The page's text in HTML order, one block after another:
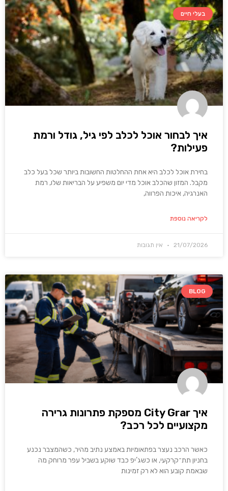
בעלי חיים
איך לבחור אוכל לכלב לפי גיל, גודל ורמת
פעילות?
בחירת אוכל לכלב היא אחת ההחלטות החשובות ביותר שכל בעל כלב
מקבל. המזון שהכלב אוכל מדי יום משפיע על הבריאות שלו, רמת
האנרגיה, איכות הפרווה,
לקריאה נוספת
21/07/2026 אין תגובות
BLOG
איך City Grar מספקת פתרונות גרירה
מקצועיים לכל רכב?
כאשר הרכב נעצר בפתאומיות באמצע נתיב מהיר, כשהמצבר נכנע
בחניון תת־קרקעי, או כשג’יפ כבד שוקע בשביל עפר מרוחק מה
שבאמת קובע הוא לא רק זמינות